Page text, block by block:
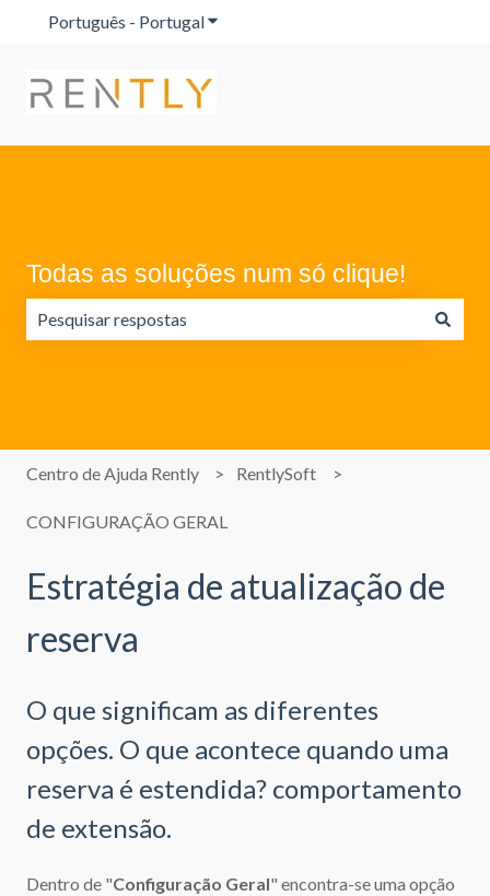
Português - PortugalMostrar submenu para traduções
Todas as soluções num só clique!
Centro de Ajuda Rently RentlySoft
CONFIGURAÇÃO GERAL
Estratégia de atualização de
reserva
O que significam as diferentes
opções. O que acontece quando uma
reserva é estendida? comportamento
de extensão.
Dentro de "Configuração Geral" encontra-se uma opção